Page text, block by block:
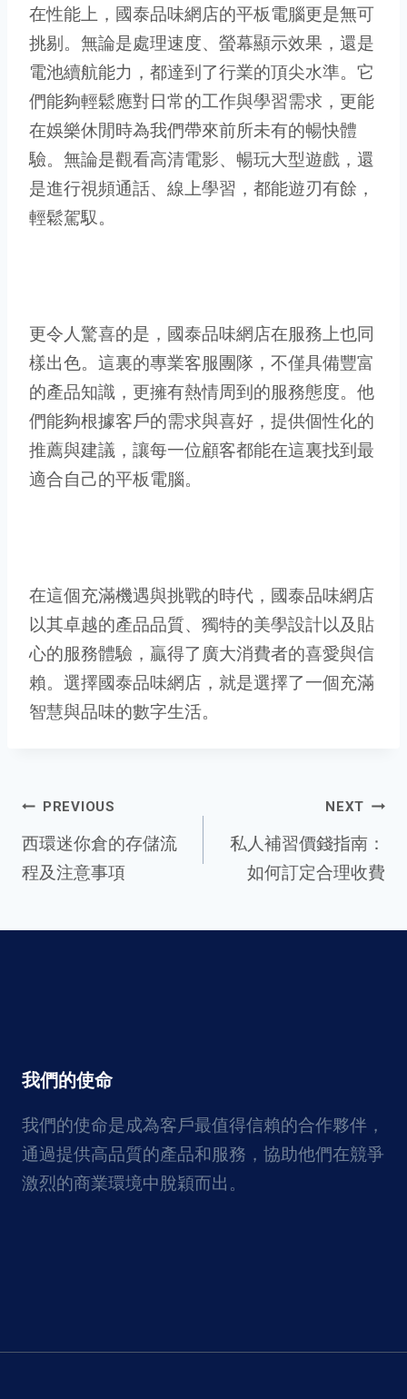
在性能上，國泰品味網店的平板電腦更是無可
挑剔。無論是處理速度、螢幕顯示效果，還是
電池續航能力，都達到了行業的頂尖水準。它
們能夠輕鬆應對日常的工作與學習需求，更能
在娛樂休閒時為我們帶來前所未有的暢快體
驗。無論是觀看高清電影、暢玩大型遊戲，還
是進行視頻通話、線上學習，都能遊刃有餘，
輕鬆駕馭。
更令人驚喜的是，國泰品味網店在服務上也同
樣出色。這裏的專業客服團隊，不僅具備豐富
的產品知識，更擁有熱情周到的服務態度。他
們能夠根據客戶的需求與喜好，提供個性化的
推薦與建議，讓每一位顧客都能在這裏找到最
適合自己的平板電腦。
在這個充滿機遇與挑戰的時代，國泰品味網店
以其卓越的產品品質、獨特的美學設計以及貼
心的服務體驗，贏得了廣大消費者的喜愛與信
賴。選擇國泰品味網店，就是選擇了一個充滿
智慧與品味的數字生活。
Post
navigation
PREVIOUS
西環迷你倉的存儲流
程及注意事項
NEXT
私人補習價錢指南：
如何訂定合理收費
我們的使命
我們的使命是成為客戶最值得信賴的合作夥伴，
通過提供高品質的產品和服務，協助他們在競爭
激烈的商業環境中脫穎而出。